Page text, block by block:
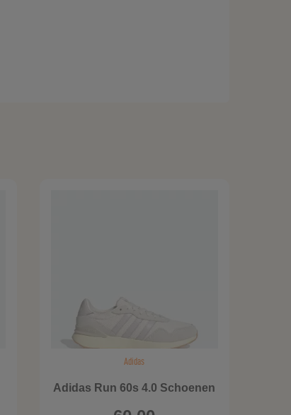
Adidas
Adidas Run 60s 4.0 Schoenen